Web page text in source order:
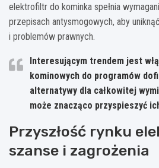
elektrofiltr do kominka spełnia
przepisach antysmogowych, aby
i problemów prawnych.
Interesującym trendem jest
kominowych do programów
alternatywy dla całkowitej
może znacząco przyspieszyć
Przyszłość rynku
szanse i zagrożenia